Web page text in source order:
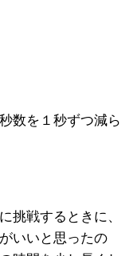
数を１秒ずつ減ら
挑戦するときに、
いいと思ったの